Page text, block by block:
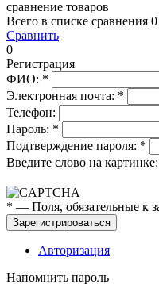
сравнение товаров
Всего в списке сравнения
Сравнить
0
Регистрация
ФИО: *
Электронная почта: *
Телефон:
Пароль: *
Подтверждение пароля: *
Введите слово на картинке:
* — Поля, обязательные к
Авторизация
Напомнить пароль